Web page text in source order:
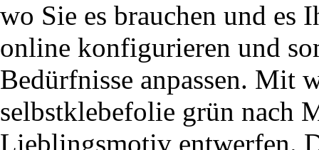
wo Sie es brauchen und es
online konfigurieren und
Bedürfnisse anpassen. Mit
selbstklebefolie grün nach
Lieblingsmotiv entwerfen.